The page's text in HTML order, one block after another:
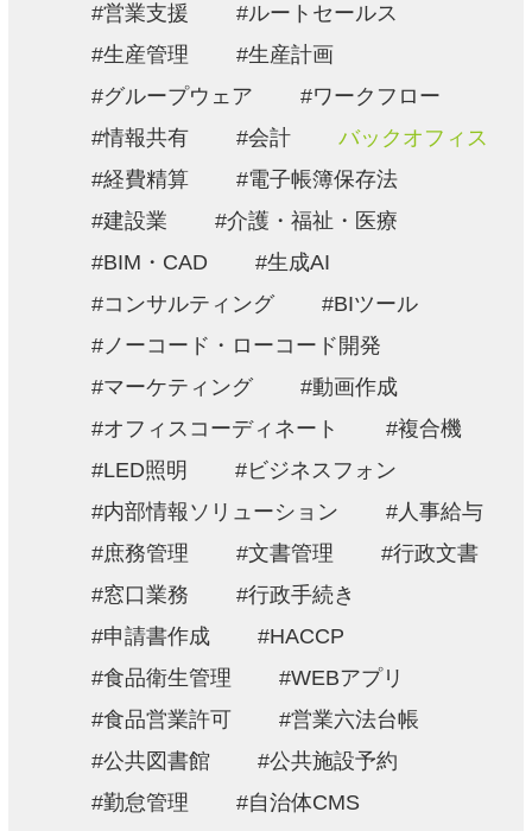
営業支援
ルートセールス
生産管理
生産計画
グループウェア
ワークフロー
情報共有
会計
バックオフィス
経費精算
電子帳簿保存法
建設業
介護・福祉・医療
BIM・CAD
生成AI
コンサルティング
BIツール
ノーコード・ローコード開発
マーケティング
動画作成
オフィスコーディネート
複合機
LED照明
ビジネスフォン
内部情報ソリューション
人事給与
庶務管理
文書管理
行政文書
窓口業務
行政手続き
申請書作成
HACCP
食品衛生管理
WEBアプリ
食品営業許可
営業六法台帳
公共図書館
公共施設予約
勤怠管理
自治体CMS